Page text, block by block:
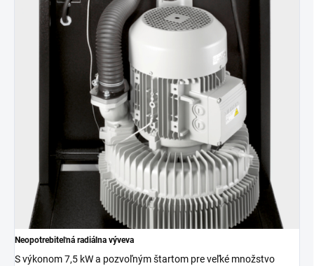
Neopotrebiteľná radiálna výveva
S výkonom 7,5 kW a pozvoľným štartom pre veľké množstvo